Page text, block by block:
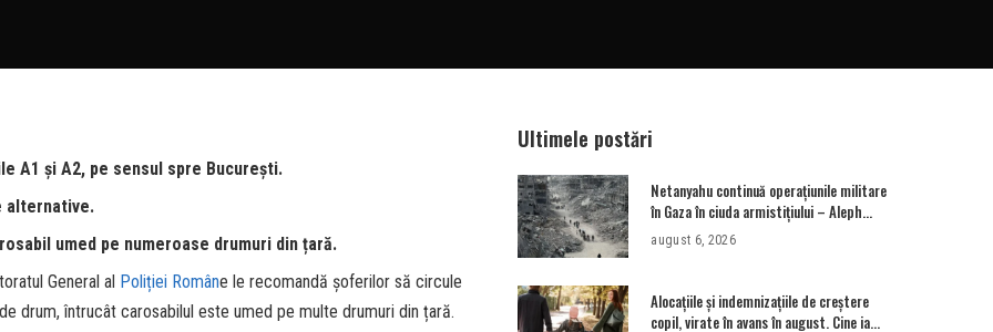
A1 și A2, pe sensul spre București.
alternative.
umed pe numeroase drumuri din țară.
General al Poliției Române le recomandă șoferilor să circule
drum, întrucât carosabilul este umed pe multe drumuri din țară.
Ultimele postări
Netanyahu continuă operațiunile militare
în Gaza în ciuda armistițiului – Aleph
News
august 6, 2026
Alocațiile și indemnizațiile de creștere
copil, virate în avans în august. Cine ia